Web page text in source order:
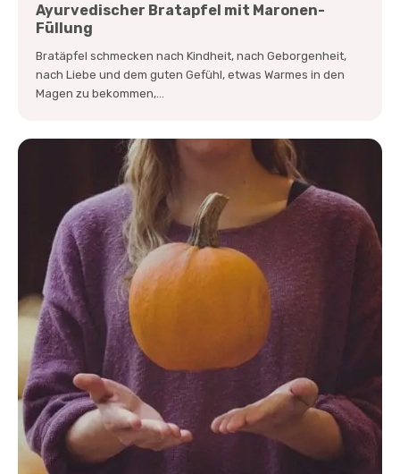
Ayurvedischer Bratapfel mit Maronen-
Füllung
Bratäpfel schmecken nach Kindheit, nach Geborgenheit,
nach Liebe und dem guten Gefühl, etwas Warmes in den
Magen zu bekommen,...